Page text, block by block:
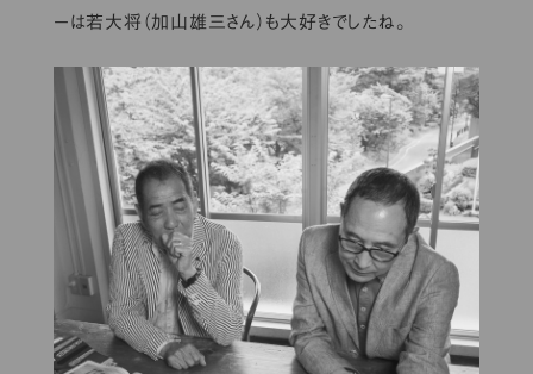
ーは若大将（加山雄三さん）も大好きでしたね。